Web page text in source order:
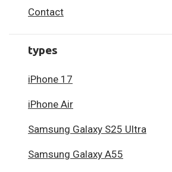
Contact
types
iPhone 17
iPhone Air
Samsung Galaxy S25 Ultra
Samsung Galaxy A55